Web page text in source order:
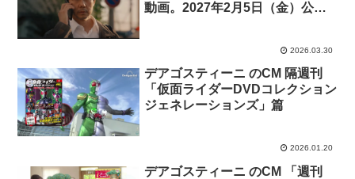
動画。2027年2月5日（金）公
2026.03.30
デアゴスティーニ のCM 隔週刊
「仮面ライダーDVDコレクション
ジェネレーションズ」篇
2026.01.20
デアゴスティーニ のCM 「週刊